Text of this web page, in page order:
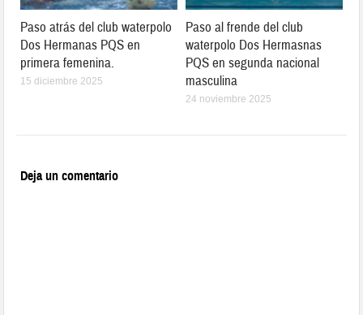
Paso atrás del club waterpolo
Dos Hermanas PQS en
primera femenina.
15 diciembre 2025
Paso al frende del club
waterpolo Dos Hermasnas
PQS en segunda nacional
masculina
24 noviembre 2025
Deja un comentario